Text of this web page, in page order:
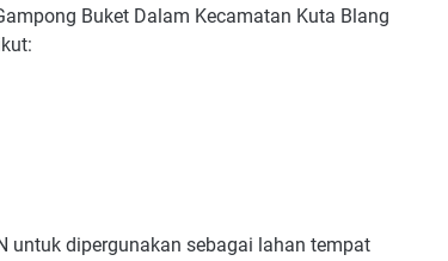
Buket Dalam Kecamatan Kuta Blang
untuk dipergunakan sebagai lahan tempat